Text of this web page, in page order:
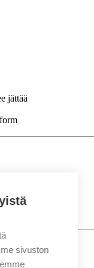
jättää
sivuston